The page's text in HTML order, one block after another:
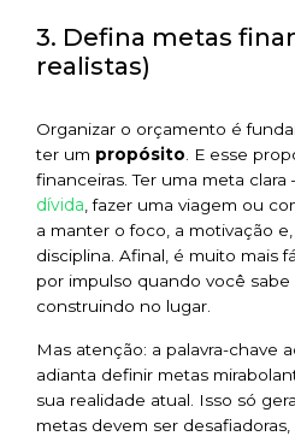
3. Defina metas
realistas)
Organizar o orçamento é
ter um propósito. E esse
financeiras. Ter uma meta
dívida, fazer uma viagem ou
a manter o foco, a motivação
disciplina. Afinal, é muito mais
por impulso quando você
construindo no lugar.
Mas atenção: a palavra-chave
adianta definir metas
sua realidade atual. Isso só
metas devem ser